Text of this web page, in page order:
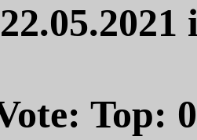
Top: 0